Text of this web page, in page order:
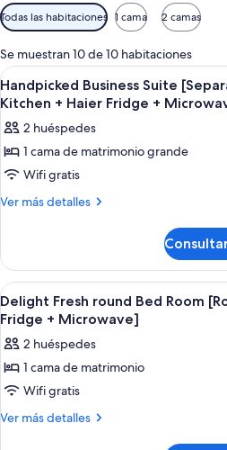
Filtros
disponibles
para
las
habitaciones
Todas las habitaciones 1 cama 2 camas
Se muestran 10 de 10 habitaciones
Abrir
todas
las
fotos
de
Handpicked
Business
Bedroom
+
Separate
Kitchen
+
Haier
Fridge
Microwave]
6
Handpicked Business Suite
Kitchen + Haier Fridge +
2 huéspedes
1 cama de matrimonio grande
Wifi gratis
Ver más detalles
Más
Business
Suite
[Separate
Bedroom
Separate
Kitchen
Haier
Fridge
+
Abrir
todas
las
fotos
de
Delight
Fresh
10
Delight Fresh round Bed Room
Fridge + Microwave]
2 huéspedes
1 cama de matrimonio
Wifi gratis
Ver más detalles
Más